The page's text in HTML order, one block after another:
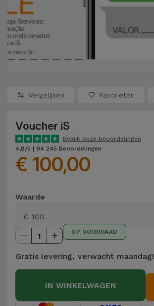
Samsung
Xiaomi
Oppo
OnePlus
Google
Andere
merken
Refurbished
Apple
Watches
Refurbished
Refurbished
Refurbished
Consoles
Bekijk
Adapters
Hoezen en
Schermbeschermers
Hoofdtelefoons
en
Luidsprekers
en Bandjes
Telefoonketens
Gadgets
en Huis
Vergelijken Favorieten
Voucher iS
Bekijk onze beoordelingen
4,8/5 | 94 245 Beoordelingen
€ 100,00
Waarde
1 OP VOORRAAD
Gratis levering, verwacht maandag!
IN WINKELWAGEN